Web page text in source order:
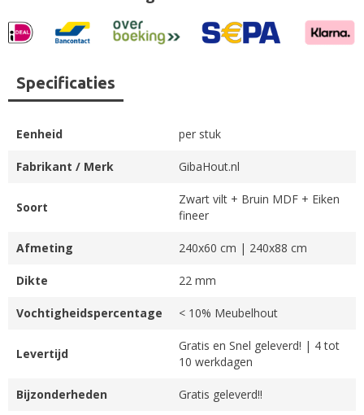
Specificaties
Eenheid per stuk
Fabrikant / Merk GibaHout.nl
Soort
Zwart vilt + Bruin MDF + Eiken
fineer
Afmeting 240x60 cm | 240x88 cm
Dikte 22 mm
Vochtigheidspercentage < 10% Meubelhout
Levertijd
Gratis en Snel geleverd! | 4 tot
10 werkdagen
Bijzonderheden Gratis geleverd!!